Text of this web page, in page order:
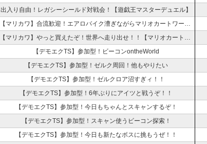
出入り自由！レガシーシールド対戦会！【遊戯王マスターデュエル】
【マリカワ】合流歓迎！エアロバイク漕ぎながらマリオカートワールド！！
【マリカワ】やっと買えたぞ！世界へ走り出せ！！【マリオカートワールド】
【デモエクTS】参加型！ビーコンontheWorld
【デモエクTS】参加型！ゼルク周回！他もやりたい
【デモエクTS】参加型！ゼルクロア沼すぎィ！！
【デモエクTS】参加型！6年ぶりにアイツと戦うぞ！！
【デモエクTS】参加型！今日もちゃんとスキャンするぞ！
【デモエクTS】参加型！スキャン使うビーコン探索！
【デモエクTS】参加型！今日も新たなボスに挑もうぜ！！